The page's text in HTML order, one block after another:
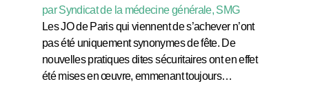
par Syndicat de la médecine générale, SMG
Les JO de Paris qui viennent de s’achever n’ont
pas été uniquement synonymes de fête. De
nouvelles pratiques dites sécuritaires ont en effet
été mises en œuvre, emmenant toujours…